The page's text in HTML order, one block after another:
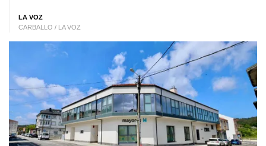
LA VOZ
CARBALLO / LA VOZ